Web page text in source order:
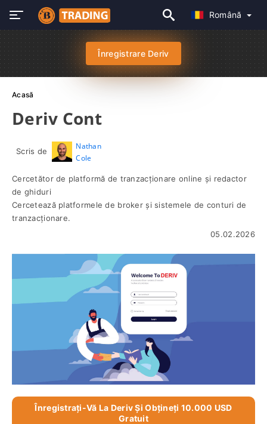
Română
Înregistrare Deriv
Acasă
Deriv Cont
Scris de
Nathan
Cole
Cercetător de platformă de tranzacționare online și redactor
de ghiduri
Cercetează platformele de broker și sistemele de conturi de
tranzacționare.
05.02.2026
Înregistrați-Vă La Deriv Și Obțineți 10.000 USD
Gratuit